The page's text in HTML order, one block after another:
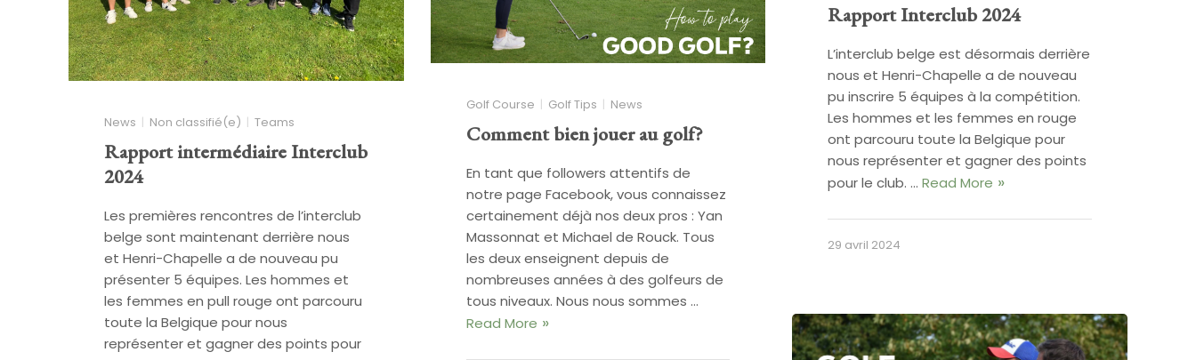
Rapport Interclub 2024
L’interclub belge est désormais derrière
nous et Henri-Chapelle a de nouveau
pu inscrire 5 équipes à la compétition.
Les hommes et les femmes en rouge
ont parcouru toute la Belgique pour
nous représenter et gagner des points
pour le club. …Read More
29 avril 2024
News Non classifié(e) Teams
Rapport intermédiaire Interclub
2024
Les premières rencontres de l’interclub
belge sont maintenant derrière nous
et Henri-Chapelle a de nouveau pu
présenter 5 équipes. Les hommes et
les femmes en pull rouge ont parcouru
toute la Belgique pour nous
représenter et gagner des points pour
Golf Course Golf Tips News
Comment bien jouer au golf?
En tant que followers attentifs de
notre page Facebook, vous connaissez
certainement déjà nos deux pros : Yan
Massonnat et Michael de Rouck. Tous
les deux enseignent depuis de
nombreuses années à des golfeurs de
tous niveaux. Nous nous sommes …
Read More